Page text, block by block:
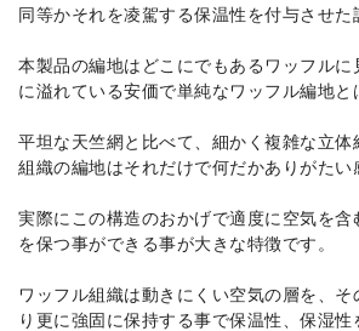
同等かそれを凌駕する保温性を付与させた
本製品の編地はどこにでもあるワッフルに
に溢れている安価で単純なワッフル編地と
平坦な天竺網と比べて、細かく複雑な立
組織の編地はそれだけで何だかありがたい
実際にこの構造のおかげで適度に空気を含
を保つ事ができる事が大きな特徴です。
ワッフル組織は動きにくい空気の層を、そ
り更に強固に保持する事で保温性、保湿性